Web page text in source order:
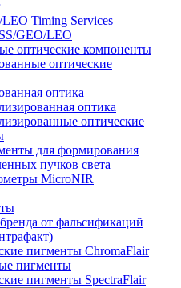
Timing Services
GEO/LEO
оптические компоненты
оптические
оптика
оптика
оптические
для формирования
пучков света
MicroNIR
от фальсификаций
пигменты ChromaFlair
пигменты
пигменты SpectraFlair